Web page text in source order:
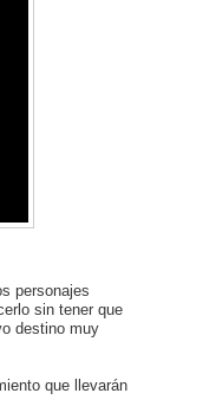
personajes
sin tener que
destino muy
que llevarán